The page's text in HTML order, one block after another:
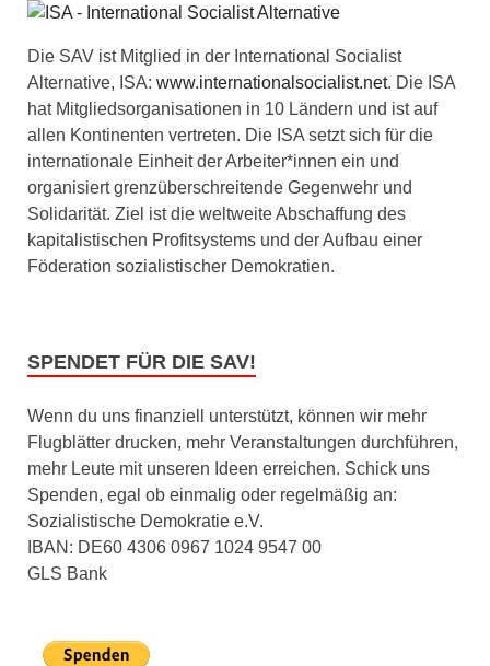
Die SAV ist Mitglied in der International Socialist
Alternative, ISA: www.internationalsocialist.net. Die ISA
hat Mitgliedsorganisationen in 10 Ländern und ist auf
allen Kontinenten vertreten. Die ISA setzt sich für die
internationale Einheit der Arbeiter*innen ein und
organisiert grenzüberschreitende Gegenwehr und
Solidarität. Ziel ist die weltweite Abschaffung des
kapitalistischen Profitsystems und der Aufbau einer
Föderation sozialistischer Demokratien.
SPENDET FÜR DIE SAV!
Wenn du uns finanziell unterstützt, können wir mehr
Flugblätter drucken, mehr Veranstaltungen durchführen,
mehr Leute mit unseren Ideen erreichen. Schick uns
Spenden, egal ob einmalig oder regelmäßig an:
Sozialistische Demokratie e.V.
IBAN: DE60 4306 0967 1024 9547 00
GLS Bank